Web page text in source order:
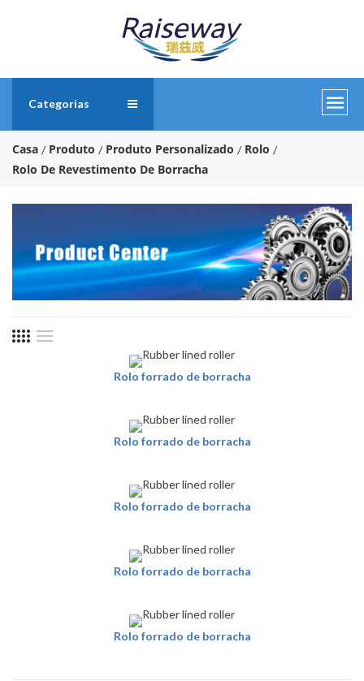
Categorias
Casa Produto Produto Personalizado
Rolo
Rolo De Revestimento De Borracha
Rolo forrado de borracha
Rolo forrado de borracha
Rolo forrado de borracha
Rolo forrado de borracha
Rolo forrado de borracha